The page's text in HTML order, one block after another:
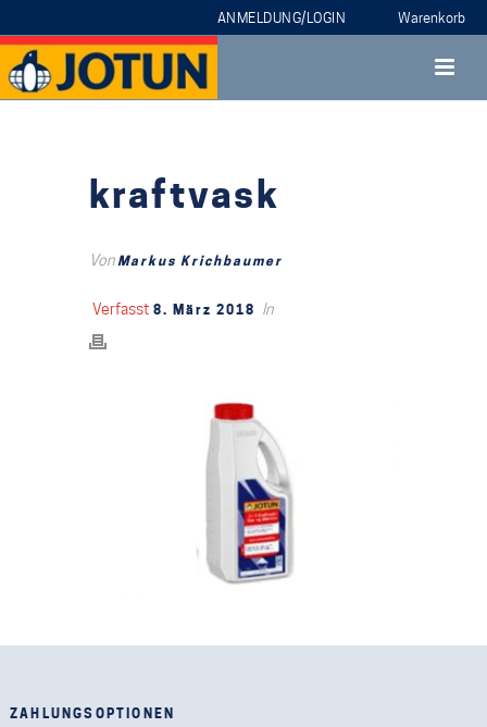
ANMELDUNG/LOGIN
kraftvask
VonMarkus Krichbaumer
Verfasst 8. März 2018 In
ZAHLUNGSOPTIONEN